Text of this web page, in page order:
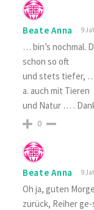
Beate Anna 9
… bin’s nochmal.
schon so oft
und stets tiefer, …
a. auch mit Tieren
und Natur … .
0
Beate Anna 9
Oh ja, guten
zurück, Reiher